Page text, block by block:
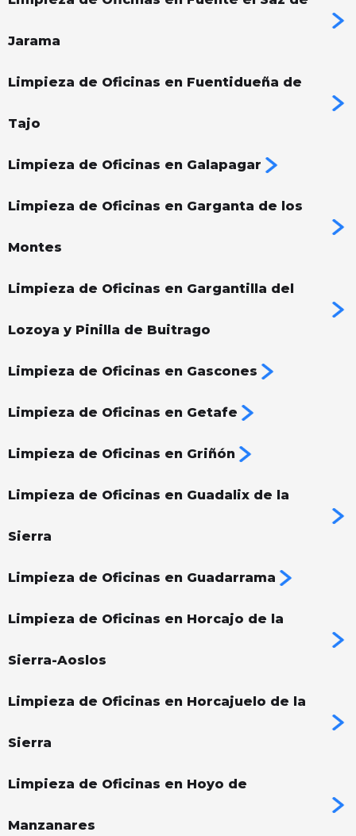
Jarama
Limpieza de Oficinas en Fuentidueña de
Tajo
Limpieza de Oficinas en Galapagar
Limpieza de Oficinas en Garganta de los
Montes
Limpieza de Oficinas en Gargantilla del
Lozoya y Pinilla de Buitrago
Limpieza de Oficinas en Gascones
Limpieza de Oficinas en Getafe
Limpieza de Oficinas en Griñón
Limpieza de Oficinas en Guadalix de la
Sierra
Limpieza de Oficinas en Guadarrama
Limpieza de Oficinas en Horcajo de la
Sierra-Aoslos
Limpieza de Oficinas en Horcajuelo de la
Sierra
Limpieza de Oficinas en Hoyo de
Manzanares